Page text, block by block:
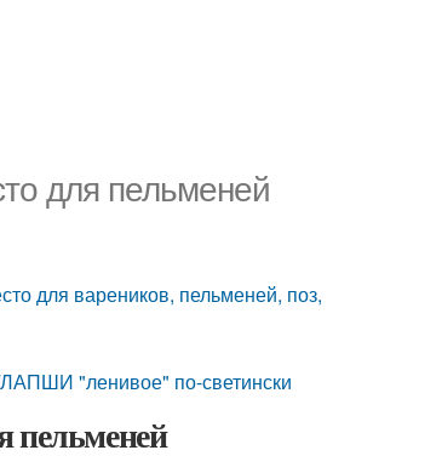
для пельменей
для вареников, пельменей, поз,
"ленивое" по-светински
пельменей